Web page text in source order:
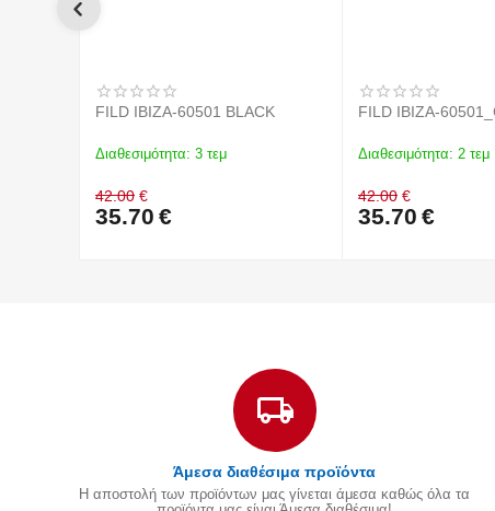
FILD IBIZA-60501 BLACK
Διαθεσιμότητα: 3 τεμ
42.00 €
35.70 €
FILD IBIZA-
Διαθεσιμότητα: 2 τεμ
42.00 €
35.70 €
Άμεσα διαθέσιμα προϊόντα
Η αποστολή των προϊόντων μας γίνεται άμεσα καθώς όλα τα